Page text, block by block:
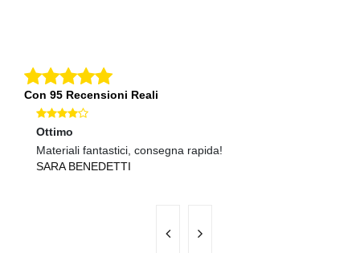
Con 95 Recensioni Reali
Ottimo
Materiali fantastici, consegna rapida!
SARA BENEDETTI